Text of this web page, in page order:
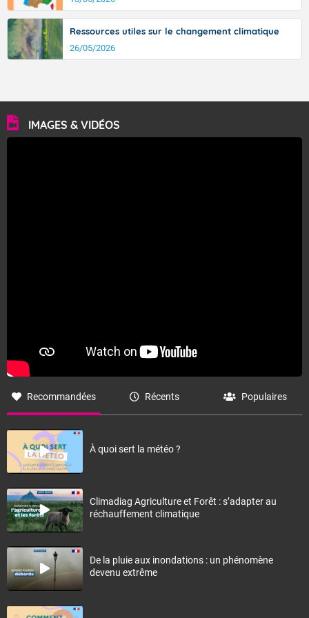
Ressources utiles sur le changement climatique
26/05/2026
IMAGES & VIDÉOS
Recommandées Récents Populaires
À quoi sert la météo ?
Climadiag Agriculture et Forêt : s’adapter au
réchauffement climatique
De la pluie aux inondations : un phénomène
devenu extrême